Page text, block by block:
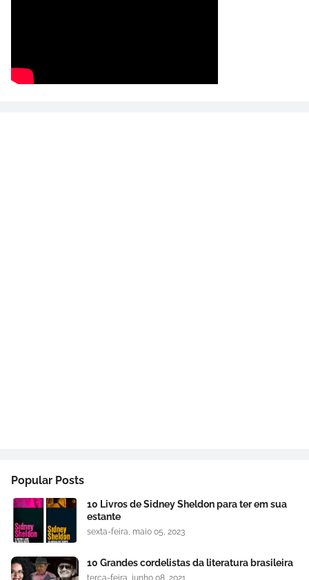
Popular Posts
10 Livros de Sidney Sheldon para ter em sua
estante
sexta-feira, maio 05, 2023
10 Grandes cordelistas da literatura brasileira
terça-feira, junho 08, 2021